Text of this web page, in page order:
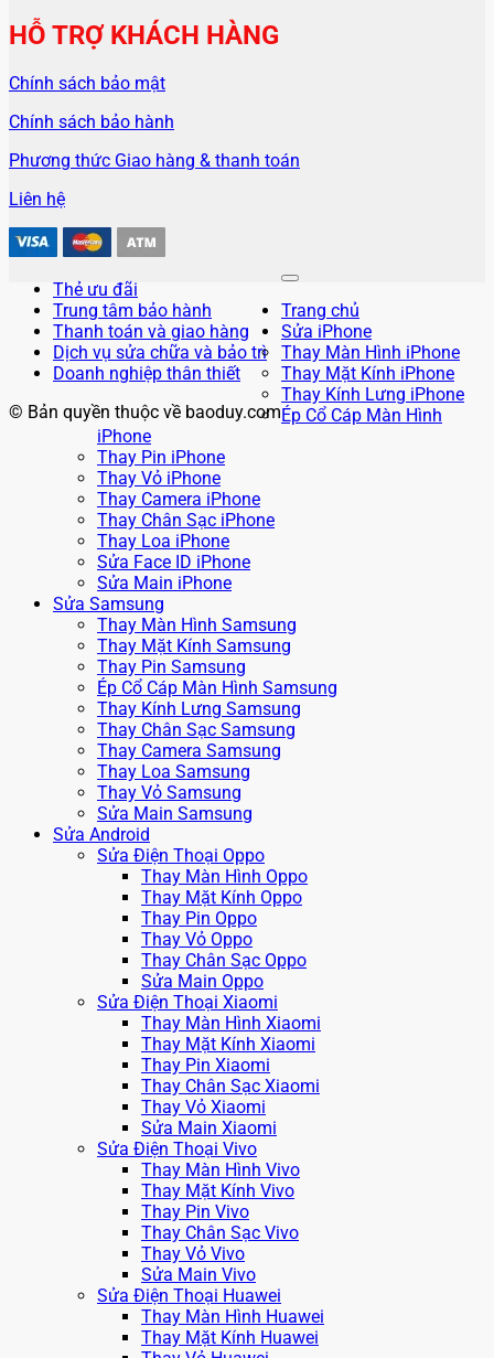
HỖ TRỢ KHÁCH HÀNG
Chính sách bảo mật
Chính sách bảo hành
Phương thức Giao hàng & thanh toán
Liên hệ
Thẻ ưu đãi
Trung tâm bảo hành
Thanh toán và giao hàng
Dịch vụ sửa chữa và bảo trì
Doanh nghiệp thân thiết
© Bản quyền thuộc về baoduy.com
Trang chủ
Sửa iPhone
Thay Màn Hình iPhone
Thay Mặt Kính iPhone
Thay Kính Lưng iPhone
Ép Cổ Cáp Màn Hình
iPhone
Thay Pin iPhone
Thay Vỏ iPhone
Thay Camera iPhone
Thay Chân Sạc iPhone
Thay Loa iPhone
Sửa Face ID iPhone
Sửa Main iPhone
Sửa Samsung
Thay Màn Hình Samsung
Thay Mặt Kính Samsung
Thay Pin Samsung
Ép Cổ Cáp Màn Hình Samsung
Thay Kính Lưng Samsung
Thay Chân Sạc Samsung
Thay Camera Samsung
Thay Loa Samsung
Thay Vỏ Samsung
Sửa Main Samsung
Sửa Android
Sửa Điện Thoại Oppo
Thay Màn Hình Oppo
Thay Mặt Kính Oppo
Thay Pin Oppo
Thay Vỏ Oppo
Thay Chân Sạc Oppo
Sửa Main Oppo
Sửa Điện Thoại Xiaomi
Thay Màn Hình Xiaomi
Thay Mặt Kính Xiaomi
Thay Pin Xiaomi
Thay Chân Sạc Xiaomi
Thay Vỏ Xiaomi
Sửa Main Xiaomi
Sửa Điện Thoại Vivo
Thay Màn Hình Vivo
Thay Mặt Kính Vivo
Thay Pin Vivo
Thay Chân Sạc Vivo
Thay Vỏ Vivo
Sửa Main Vivo
Sửa Điện Thoại Huawei
Thay Màn Hình Huawei
Thay Mặt Kính Huawei